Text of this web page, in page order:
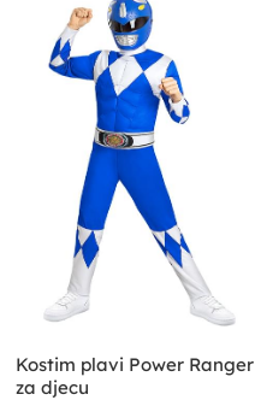
Kostim plavi Power Ranger
za djecu